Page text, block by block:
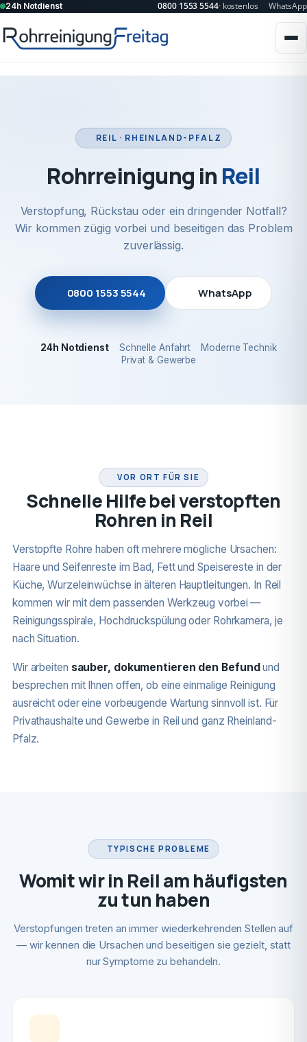
24h Notdienst 0800 1553 5544· kostenlos WhatsApp
REIL · RHEINLAND-PFALZ
Rohrreinigung in Reil
Verstopfung, Rückstau oder ein dringender Notfall?
Wir kommen zügig vorbei und beseitigen das Problem
zuverlässig.
0800 1553 5544 WhatsApp
24h Notdienst Schnelle Anfahrt
Moderne Technik
Privat & Gewerbe
VOR ORT FÜR SIE
Schnelle Hilfe bei verstopften
Rohren in Reil
Verstopfte Rohre haben oft mehrere mögliche Ursachen:
Haare und Seifenreste im Bad, Fett und Speisereste in der
Küche, Wurzeleinwüchse in älteren Hauptleitungen. In Reil
kommen wir mit dem passenden Werkzeug vorbei —
Reinigungsspirale, Hochdruckspülung oder Rohrkamera, je
nach Situation.
Wir arbeiten sauber, dokumentieren den Befundund
besprechen mit Ihnen offen, ob eine einmalige Reinigung
ausreicht oder eine vorbeugende Wartung sinnvoll ist. Für
Privathaushalte und Gewerbe in Reil und ganz Rheinland-
Pfalz.
TYPISCHE PROBLEME
Womit wir in Reil am häufigsten
zu tun haben
Verstopfungen treten an immer wiederkehrenden Stellen auf
— wir kennen die Ursachen und beseitigen sie gezielt, statt
nur Symptome zu behandeln.